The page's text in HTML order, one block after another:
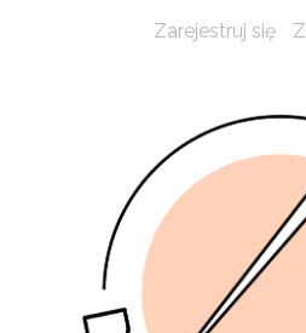
Zarejestruj się